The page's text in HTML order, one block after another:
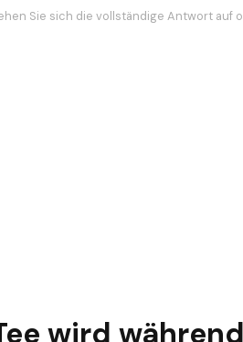
Sie sich die vollständige Antwort auf
wird